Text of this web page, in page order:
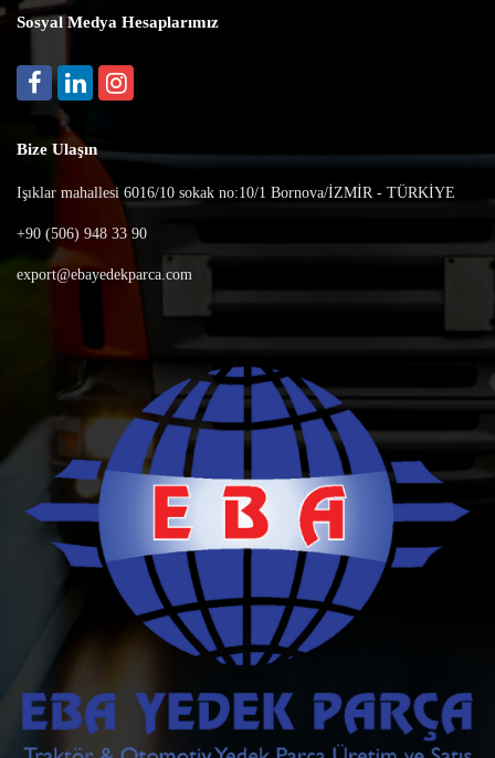
Sosyal Medya Hesaplarımız
Bize Ulaşın
Işıklar mahallesi 6016/10 sokak no:10/1 Bornova/İZMİR - TÜRKİYE
+90 (506) 948 33 90
export@ebayedekparca.com